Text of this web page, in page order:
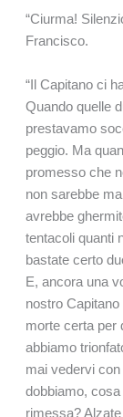
“Ciurma!
Francisco.
“Il Capitano ci
Quando quelle
prestavamo
peggio. Ma
promesso che
non sarebbe
avrebbe
tentacoli quanti
bastate certo
E, ancora una
nostro
morte certa per
abbiamo
mai vedervi
dobbiamo,
rimessa?